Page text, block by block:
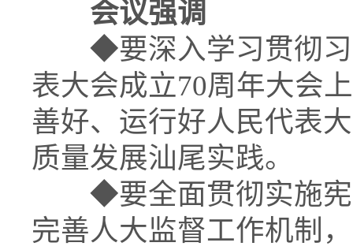
会议强调
◆要深入学习贯彻
表大会成立70周年大会
善好、运行好人民代表
质量发展汕尾实践。
◆要全面贯彻实施
完善人大监督工作机制